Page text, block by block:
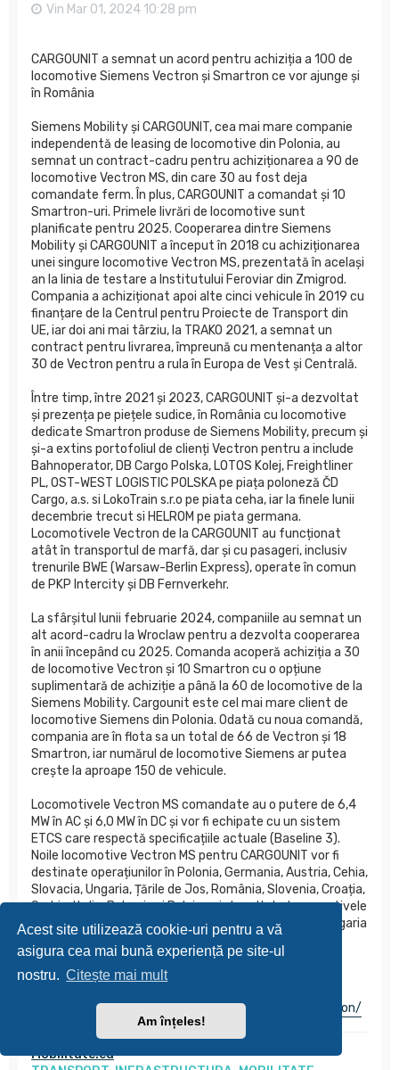
Acest site utilizează cookie-uri pentru a vă
asigura cea mai bună experiență pe site-ul
nostru. Citește mai mult
Am înțeles!
Vin Mar 01, 2024 10:28 pm
CARGOUNIT a semnat un acord pentru achiziția a 100 de
locomotive Siemens Vectron și Smartron ce vor ajunge și
în România
Siemens Mobility și CARGOUNIT, cea mai mare companie
independentă de leasing de locomotive din Polonia, au
semnat un contract-cadru pentru achiziționarea a 90 de
locomotive Vectron MS, din care 30 au fost deja
comandate ferm. În plus, CARGOUNIT a comandat și 10
Smartron-uri. Primele livrări de locomotive sunt
planificate pentru 2025. Cooperarea dintre Siemens
Mobility și CARGOUNIT a început în 2018 cu achiziționarea
unei singure locomotive Vectron MS, prezentată în același
an la linia de testare a Institutului Feroviar din Zmigrod.
Compania a achiziționat apoi alte cinci vehicule în 2019 cu
finanțare de la Centrul pentru Proiecte de Transport din
UE, iar doi ani mai târziu, la TRAKO 2021, a semnat un
contract pentru livrarea, împreună cu mentenanța a altor
30 de Vectron pentru a rula în Europa de Vest și Centrală.
Între timp, între 2021 și 2023, CARGOUNIT și-a dezvoltat
și prezența pe piețele sudice, în România cu locomotive
dedicate Smartron produse de Siemens Mobility, precum și
și-a extins portofoliul de clienți Vectron pentru a include
Bahnoperator, DB Cargo Polska, LOTOS Kolej, Freightliner
PL, OST-WEST LOGISTIC POLSKA pe piața poloneză ČD
Cargo, a.s. si LokoTrain s.r.o pe piata ceha, iar la finele lunii
decembrie trecut si HELROM pe piata germana.
Locomotivele Vectron de la CARGOUNIT au funcționat
atât în transportul de marfă, dar și cu pasageri, inclusiv
trenurile BWE (Warsaw-Berlin Express), operate în comun
de PKP Intercity și DB Fernverkehr.
La sfârșitul lunii februarie 2024, companiile au semnat un
alt acord-cadru la Wroclaw pentru a dezvolta cooperarea
în anii începând cu 2025. Comanda acoperă achiziția a 30
de locomotive Vectron și 10 Smartron cu o opțiune
suplimentară de achiziție a până la 60 de locomotive de la
Siemens Mobility. Cargounit este cel mai mare client de
locomotive Siemens din Polonia. Odată cu noua comandă,
compania are în flota sa un total de 66 de Vectron și 18
Smartron, iar numărul de locomotive Siemens ar putea
crește la aproape 150 de vehicule.
Locomotivele Vectron MS comandate au o putere de 6,4
MW în AC și 6,0 MW în DC și vor fi echipate cu un sistem
ETCS care respectă specificațiile actuale (Baseline 3).
Noile locomotive Vectron MS pentru CARGOUNIT vor fi
destinate operațiunilor în Polonia, Germania, Austria, Cehia,
Slovacia, Ungaria, Țările de Jos, România, Slovenia, Croația,
Serbia, Italia, Bulgaria și Belgia, printre altele. Locomotivele
Smartron, în schimb, vor putea opera în Germania, Bulgaria
Foto: mobilitate.eu
https://mobilitate.eu/cargounit-100-vectron-smartron/
Mobilitate.eu